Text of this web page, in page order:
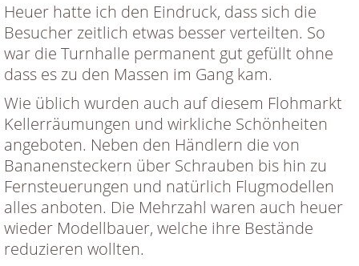
Heuer hatte ich den Eindruck, dass sich die
Besucher zeitlich etwas besser verteilten. So
war die Turnhalle permanent gut gefüllt ohne
dass es zu den Massen im Gang kam.
Wie üblich wurden auch auf diesem Flohmarkt
Kellerräumungen und wirkliche Schönheiten
angeboten. Neben den Händlern die von
Bananensteckern über Schrauben bis hin zu
Fernsteuerungen und natürlich Flugmodellen
alles anboten. Die Mehrzahl waren auch heuer
wieder Modellbauer, welche ihre Bestände
reduzieren wollten.